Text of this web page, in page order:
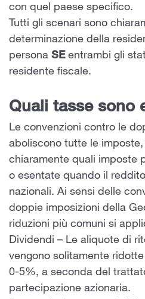
con quel paese specifico.
Tutti gli scenari sono
determinazione della
persona SEentrambi gli
residente fiscale.
Quali tasse sono
Le convenzioni contro le
aboliscono tutte le
chiaramente quali imposte
o esentate quando il
nazionali. Ai sensi delle
doppie imposizioni della
riduzioni più comuni si
Dividendi – Le aliquote di
vengono solitamente
0-5%, a seconda del
partecipazione azionaria.